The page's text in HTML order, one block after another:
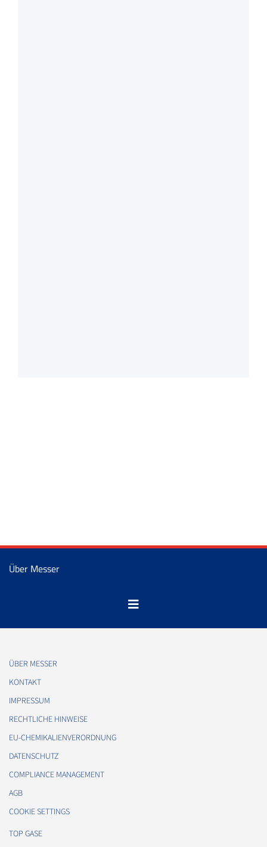
Über Messer
ÜBER MESSER
KONTAKT
IMPRESSUM
RECHTLICHE HINWEISE
EU-CHEMIKALIENVERORDNUNG
DATENSCHUTZ
COMPLIANCE MANAGEMENT
AGB
COOKIE SETTINGS
TOP GASE